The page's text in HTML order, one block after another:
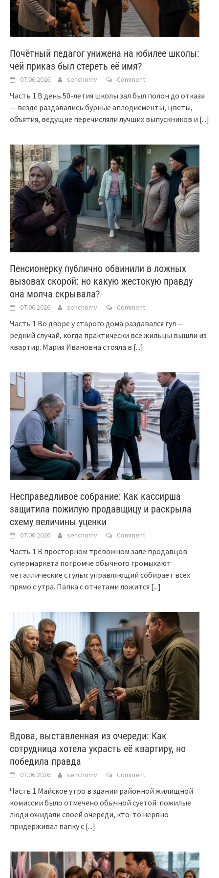
Почётный педагог унижена на юбилее школы:
чей приказ был стереть её имя?
07.06.2026 senchomv Comment
Часть 1 В день 50-летия школы зал был полон до отказа
— везде раздавались бурные аплодисменты, цветы,
объятия, ведущие перечисляли лучших выпускников и [...]
Пенсионерку публично обвинили в ложных
вызовах скорой: но какую жестокую правду
она молча скрывала?
07.06.2026 senchomv Comment
Часть 1 Во дворе у старого дома раздавался гул —
редкий случай, когда практически все жильцы вышли из
квартир. Мария Ивановна стояла в [...]
Несправедливое собрание: Как кассирша
защитила пожилую продавщицу и раскрыла
схему величины уценки
07.06.2026 senchomv Comment
Часть 1 В просторном тревожном зале продавцов
супермаркета погромче обычного громыхают
металлические стулья: управляющий собирает всех
прямо с утра. Папка с отчетами ложится [...]
Вдова, выставленная из очереди: Как
сотрудница хотела украсть её квартиру, но
победила правда
07.06.2026 senchomv Comment
Часть 1 Майское утро в здании районной жилищной
комиссии было отмечено обычной суетой: пожилые
люди ожидали своей очереди, кто-то нервно
придерживал папку с [...]